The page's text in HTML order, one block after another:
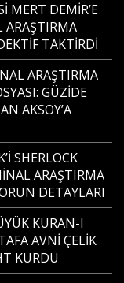
MERT DEMİR’E
ARAŞTIRMA
TAKTİRDİ
ARAŞTIRMA
GÜZİDE
AKSOY’A
SHERLOCK
ARAŞTIRMA
DETAYLARI
KURAN-I
AVNİ ÇELİK
KURDU